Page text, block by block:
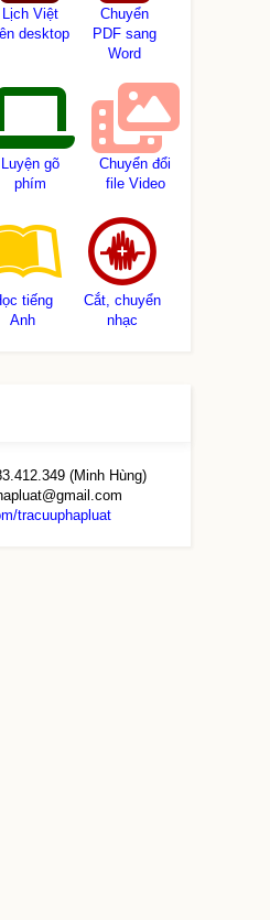
Lịch Việt
desktop
Chuyển
PDF sang
Word
Luyện gõ
phím
Chuyển đổi
file Video
tiếng
Anh
Cắt, chuyển
nhạc
(Minh Hùng)
tracuuphapluat